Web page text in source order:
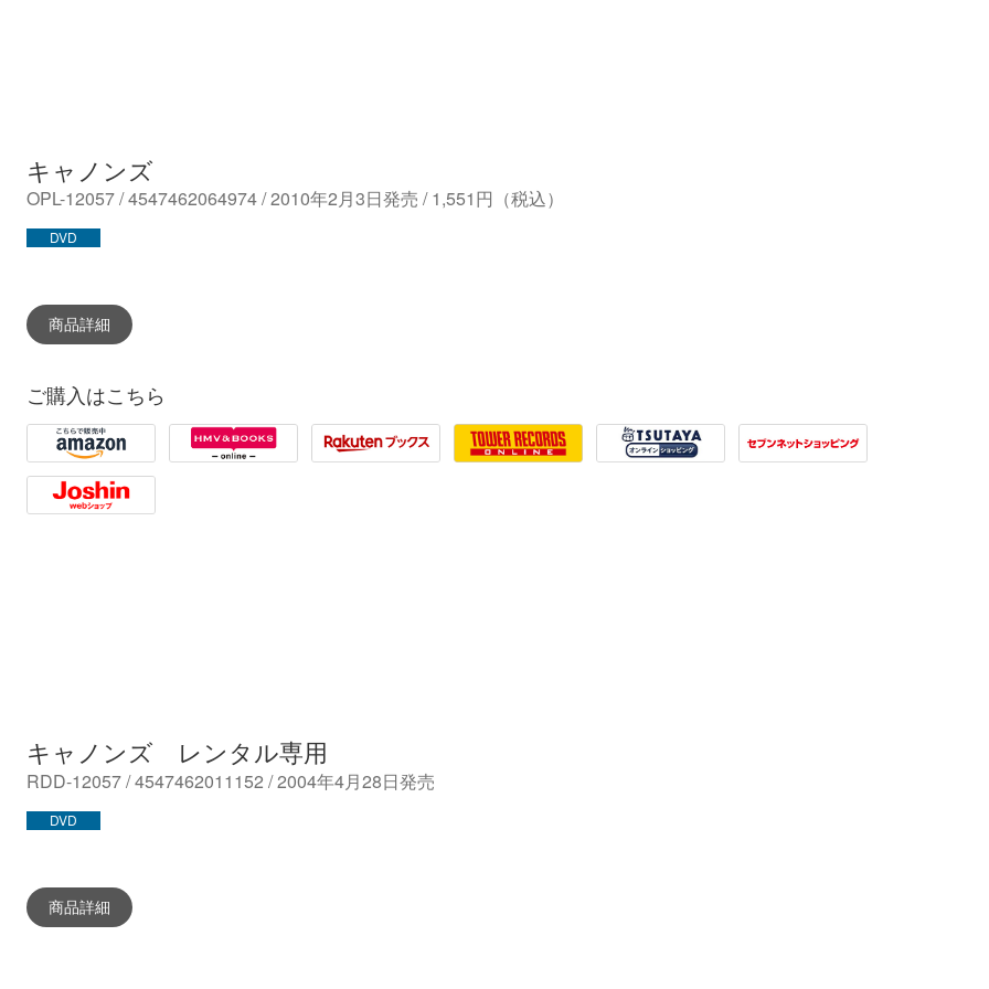
キャノンズ
OPL-12057 / 4547462064974 / 2010年2月3日発売 / 1,551円（税込）
DVD
商品詳細
ご購入はこちら
Amazon HMV Rakuten Tower Records Tsutaya 7net
Joshin
キャノンズ レンタル専用
RDD-12057 / 4547462011152 / 2004年4月28日発売
DVD
商品詳細